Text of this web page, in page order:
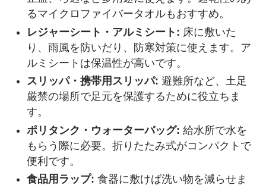
るマイクロファイバータオルもおすすめ。
レジャーシート・アルミシート: 床に敷いた
り、雨風を防いだり、防寒対策に使えます。ア
ルミシートは保温性が高いです。
スリッパ・携帯用スリッパ: 避難所など、土足
厳禁の場所で足元を保護するために役立ちま
す。
ポリタンク・ウォーターバッグ: 給水所で水を
もらう際に必要。折りたたみ式がコンパクトで
便利です。
食品用ラップ: 食器に敷けば洗い物を減らせま